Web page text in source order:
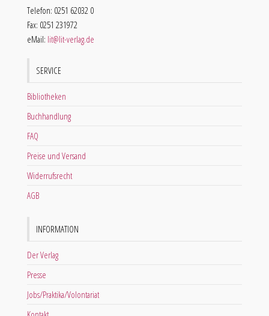
Telefon: 0251 62032 0
Fax: 0251 231972
eMail: lit@lit-verlag.de
SERVICE
Bibliotheken
Buchhandlung
FAQ
Preise und Versand
Widerrufsrecht
AGB
INFORMATION
Der Verlag
Presse
Jobs/Praktika/Volontariat